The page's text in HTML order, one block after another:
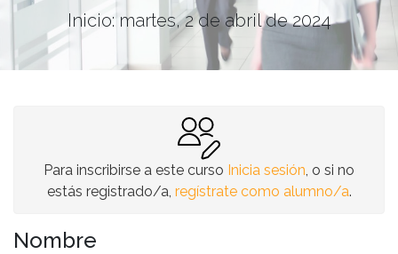
Inicio: martes, 2 de abril de 2024
Para inscribirse a este curso Inicia sesión , o si no
estás registrado/a, regístrate como alumno/a.
Nombre